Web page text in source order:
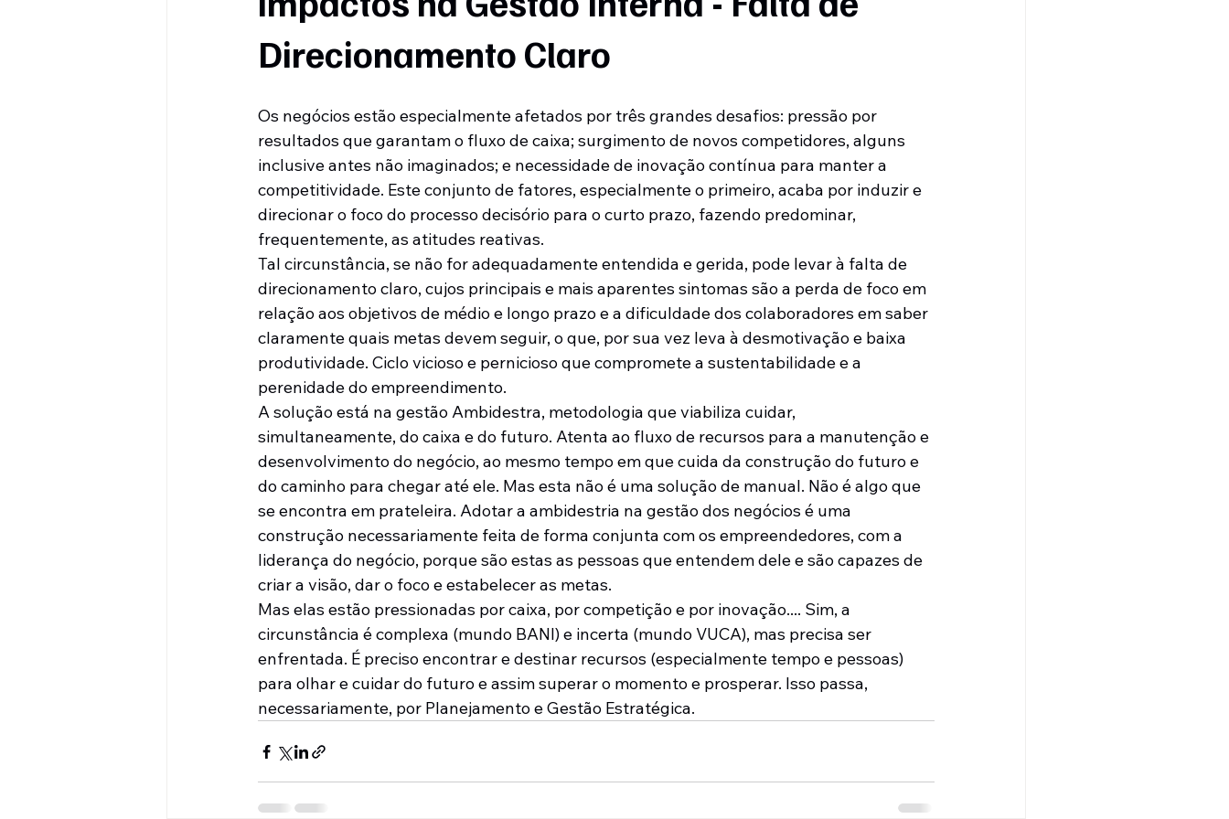
Direcionamento Claro
Os negócios estão especialmente afetados por três grandes desafios: pressão por
resultados que garantam o fluxo de caixa; surgimento de novos competidores, alguns
inclusive antes não imaginados; e necessidade de inovação contínua para manter a
competitividade. Este conjunto de fatores, especialmente o primeiro, acaba por induzir e
direcionar o foco do processo decisório para o curto prazo, fazendo predominar,
frequentemente, as atitudes reativas.
Tal circunstância, se não for adequadamente entendida e gerida, pode levar à falta de
direcionamento claro, cujos principais e mais aparentes sintomas são a perda de foco em
relação aos objetivos de médio e longo prazo e a dificuldade dos colaboradores em saber
claramente quais metas devem seguir, o que, por sua vez leva à desmotivação e baixa
produtividade. Ciclo vicioso e pernicioso que compromete a sustentabilidade e a
perenidade do empreendimento.
A solução está na gestão Ambidestra, metodologia que viabiliza cuidar,
simultaneamente, do caixa e do futuro. Atenta ao fluxo de recursos para a manutenção e
desenvolvimento do negócio, ao mesmo tempo em que cuida da construção do futuro e
do caminho para chegar até ele. Mas esta não é uma solução de manual. Não é algo que
se encontra em prateleira. Adotar a ambidestria na gestão dos negócios é uma
construção necessariamente feita de forma conjunta com os empreendedores, com a
liderança do negócio, porque são estas as pessoas que entendem dele e são capazes de
criar a visão, dar o foco e estabelecer as metas.
Mas elas estão pressionadas por caixa, por competição e por inovação.... Sim, a
circunstância é complexa (mundo BANI) e incerta (mundo VUCA), mas precisa ser
enfrentada. É preciso encontrar e destinar recursos (especialmente tempo e pessoas)
para olhar e cuidar do futuro e assim superar o momento e prosperar. Isso passa,
necessariamente, por Planejamento e Gestão Estratégica.